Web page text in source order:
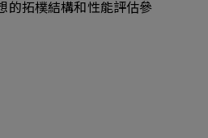
的拓樸結構和性能評估參